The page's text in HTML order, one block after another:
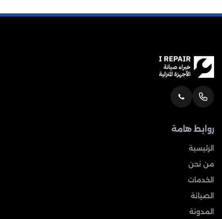
روابط هامة
الرئيسية
من نحن
الخدمات
الصيانة
المدونة